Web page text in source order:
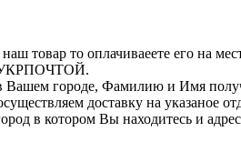
товар то оплачиваеете его на
УКРПОЧТОЙ.
Вашем городе, Фамилию и Имя
осуществляем доставку на
в котором Вы находитесь и